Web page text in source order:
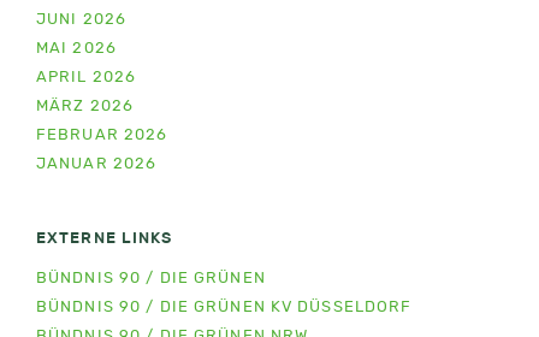
JUNI 2026
MAI 2026
APRIL 2026
MÄRZ 2026
FEBRUAR 2026
JANUAR 2026
EXTERNE LINKS
BÜNDNIS 90 / DIE GRÜNEN
BÜNDNIS 90 / DIE GRÜNEN KV DÜSSELDORF